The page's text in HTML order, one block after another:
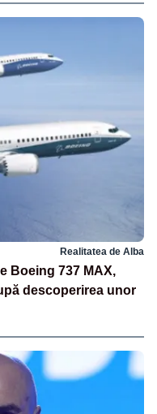
Realitatea de Alba
Boeing 737 MAX,
descoperirea unor